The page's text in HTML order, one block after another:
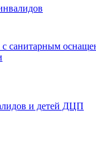
санитарным
и детей ДЦП